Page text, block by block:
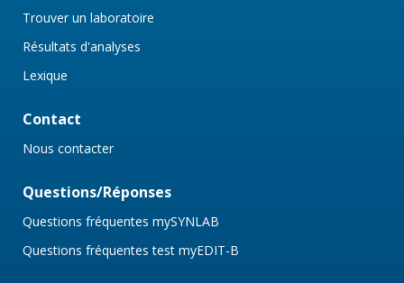
Trouver un laboratoire
Résultats d'analyses
Lexique
Contact
Nous contacter
Questions/Réponses
Questions fréquentes mySYNLAB
Questions fréquentes test myEDIT-B